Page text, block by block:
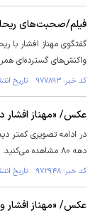
فیلم/صحبت‌های
گفتگوی مهناز افشار با
واکنش‌های گسترده‌ای
کد خبر: ۹۷۷۸۹۳ تاریخ انتشار : ۱۴۰۴/۰۱/۰۴
عکس/ «مهناز افشار در
در ادامه تصویری کمتر
دهه ۸۰ مشاهده می‌کنید.
کد خبر: ۹۷۲۹۴۸ تاریخ انتشار : ۱۴۰۳/۱۲/۰۸
عکس/ «مهناز افشار